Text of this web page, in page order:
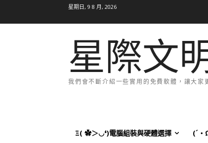
星期日, 9 8 月, 2026
星際文
我們會不斷介紹一些實用的免費軟體，讓大
Ξ( ✿＞◡❛)電腦組裝與硬體選擇 (´